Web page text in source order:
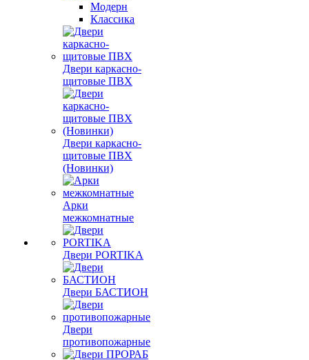
Модерн
Классика
Двери каркасно-
щитовые ПВХ
Двери каркасно-
щитовые ПВХ
(Новинки)
Арки
межкомнатные
Двери PORTIKA
Двери БАСТИОН
Двери
противопожарные